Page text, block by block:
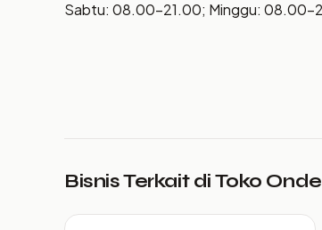
Sabtu: 08.00–21.00; Minggu:
Bisnis Terkait di Toko